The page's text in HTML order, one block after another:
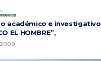
académico e investigativo
EL HOMBRE”,